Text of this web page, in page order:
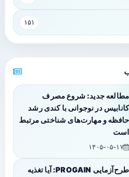
۱۵۱
مطالعه جدید: شروع مصرف
کانابیس در نوجوانی با کندی رشد
حافظه و مهارت‌های شناختی مرتبط
است
۱۴۰۵-۰۵-۱۷
طرح‌آزمایی PROGAIN: آیا تغذیه